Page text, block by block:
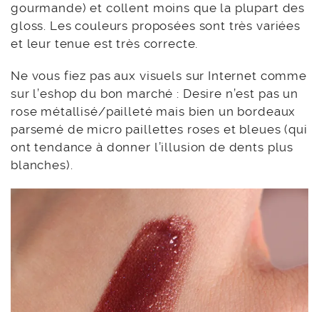
gourmande) et collent moins que la plupart des
gloss. Les couleurs proposées sont très variées
et leur tenue est très correcte.
Ne vous fiez pas aux visuels sur Internet comme
sur l’eshop du bon marché : Desire n’est pas un
rose métallisé/pailleté mais bien un bordeaux
parsemé de micro paillettes roses et bleues (qui
ont tendance à donner l’illusion de dents plus
blanches).